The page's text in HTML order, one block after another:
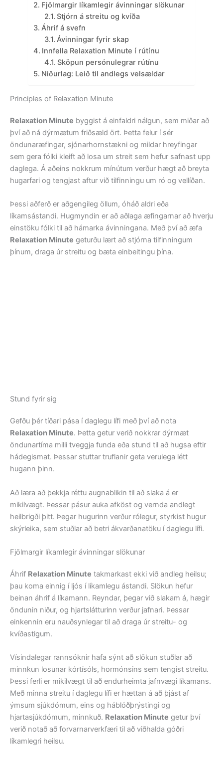
Fjölmargir líkamlegir ávinningar slökunar
Stjórn á streitu og kvíða
Áhrif á svefn
Ávinningar fyrir skap
Innfella Relaxation Minute í rútínu
Sköpun persónulegrar rútínu
Niðurlag: Leið til andlegs velsældar
Principles of Relaxation Minute
Relaxation Minute byggist á einfaldri nálgun, sem miðar að
því að ná dýrmætum friðsæld ört. Þetta felur í sér
öndunaræfingar, sjónarhornstækni og mildar hreyfingar
sem gera fólki kleift að losa um streit sem hefur safnast upp
daglega. Á aðeins nokkrum mínútum verður hægt að breyta
hugarfari og tengjast aftur við tilfinningu um ró og vellíðan.
Þessi aðferð er aðgengileg öllum, óháð aldri eða
líkamsástandi. Hugmyndin er að aðlaga æfingarnar að hverju
einstöku fólki til að hámarka ávinningana. Með því að æfa
Relaxation Minute geturðu lært að stjórna tilfinningum
þínum, draga úr streitu og bæta einbeitingu þína.
Stund fyrir sig
Gefðu þér tíðari pása í daglegu lífi með því að nota
Relaxation Minute. Þetta getur verið nokkrar dýrmæt
öndunartíma milli tveggja funda eða stund til að hugsa eftir
hádegismat. Þessar stuttar truflanir geta verulega létt
hugann þinn.
Að læra að þekkja réttu augnablikin til að slaka á er
mikilvægt. Þessar pásur auka afköst og vernda andlegt
heilbrigði þitt. Þegar hugurinn verður rólegur, styrkist hugur
skýrleika, sem stuðlar að betri ákvarðanatöku í daglegu lífi.
Fjölmargir líkamlegir ávinningar slökunar
Áhrif Relaxation Minute takmarkast ekki við andleg heilsu;
þau koma einnig í ljós í líkamlegu ástandi. Slökun hefur
beinan áhrif á líkamann. Reyndar, þegar við slakam á, hægir
öndunin niður, og hjartslátturinn verður jafnari. Þessar
einkennin eru nauðsynlegar til að draga úr streitu- og
kvíðastigum.
Vísindalegar rannsóknir hafa sýnt að slökun stuðlar að
minnkun losunar kórtísóls, hormónsins sem tengist streitu.
Þessi ferli er mikilvægt til að endurheimta jafnvægi líkamans.
Með minna streitu í daglegu lífi er hættan á að þjást af
ýmsum sjúkdómum, eins og háblóðþrýstingi og
hjartasjúkdómum, minnkuð. Relaxation Minute getur því
verið notað að forvarnarverkfæri til að viðhalda góðri
líkamlegri heilsu.